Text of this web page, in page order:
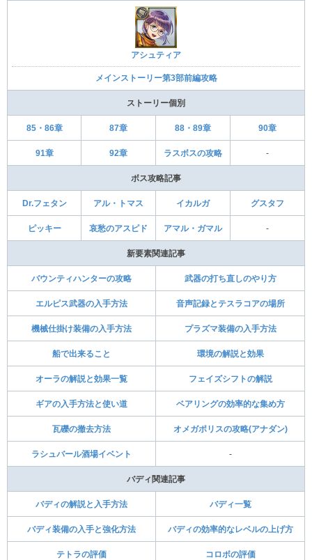
アシュティア
メインストーリー第3部前編攻略
ストーリー個別
85・86章 87章 88・89章 90章
91章 92章 ラスボスの攻略 -
ボス攻略記事
Dr.フェタン アル・トマス イカルガ グスタフ
ピッキー 哀愁のアスピド アマル・ガマル -
新要素関連記事
バウンティハンターの攻略 武器の打ち直しのやり方
エルピス武器の入手方法 音声記録とテスラコアの場所
機械仕掛け装備の入手方法 プラズマ装備の入手方法
船で出来ること 環境の解説と効果
オーラの解説と効果一覧 フェイズシフトの解説
ギアの入手方法と使い道 ベアリングの効率的な集め方
瓦礫の撤去方法 オメガポリスの攻略(アナダン)
ラシュバール酒場イベント -
バディ関連記事
バディの解説と入手方法 バディ一覧
バディ装備の入手と強化方法 バディの効率的なレベルの上げ方
テトラの評価 コロボの評価